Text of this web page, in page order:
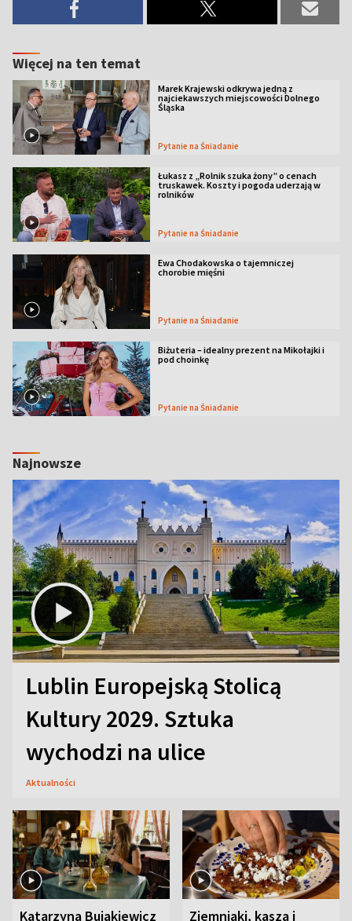
Więcej na ten temat
Marek Krajewski odkrywa jedną z
najciekawszych miejscowości Dolnego
Śląska
Pytanie na Śniadanie
Łukasz z „Rolnik szuka żony” o cenach
truskawek. Koszty i pogoda uderzają w
rolników
Pytanie na Śniadanie
Ewa Chodakowska o tajemniczej
chorobie mięśni
Pytanie na Śniadanie
Biżuteria – idealny prezent na Mikołajki i
pod choinkę
Pytanie na Śniadanie
Najnowsze
Lublin Europejską Stolicą
Kultury 2029. Sztuka
wychodzi na ulice
Aktualności
Katarzyna Bujakiewicz Ziemniaki, kasza i